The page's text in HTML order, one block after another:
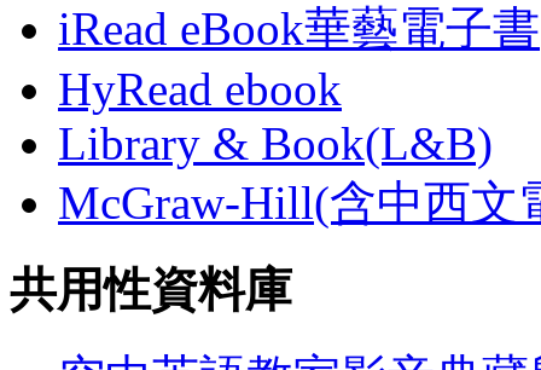
iRead eBook華藝電子書
HyRead ebook
Library & Book(L&B)
McGraw-Hill(含中西文
共用性資料庫